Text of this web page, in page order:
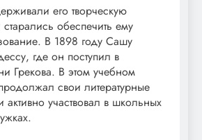
его творческую
обеспечить ему
В 1898 году Сашу
где он поступил в
Грекова. В этом учебном
свои литературные
активно участвовал в школьных